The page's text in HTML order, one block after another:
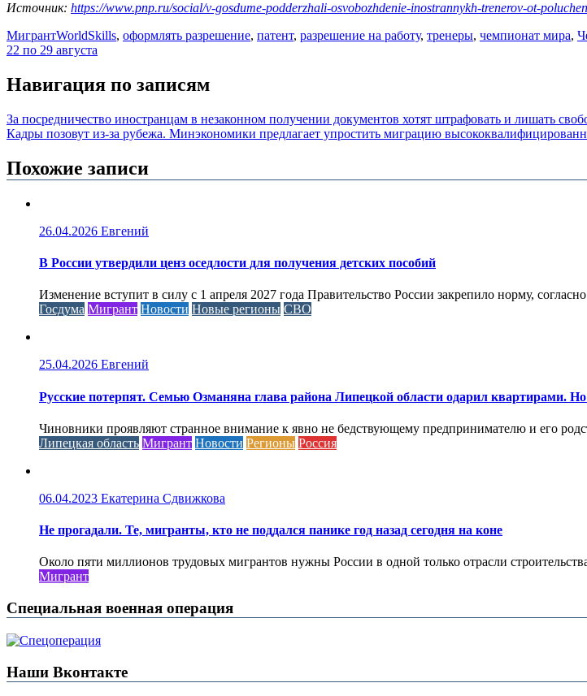
Источник: https://www.pnp.ru/social/v-gosdume-podderzhali-osvobozhdenie-inostrannykh-trenerov-ot-
МигрантWorldSkills, оформлять разрешение, патент, разрешение на работу, тренеры, чемпионат мира,
22 по 29 августа
Навигация по записям
За посредничество иностранцам в незаконном получении документов хотят штрафовать и лишать
Кадры позовут из-за рубежа. Минэкономики предлагает упростить миграцию
Похожие записи
26.04.2026 Евгений
В России утвердили ценз оседлости для получения детских пособий
Изменение вступит в силу с 1 апреля 2027 года Правительство России закрепило норму,
Госдума Мигрант Новости Новые регионы СВО
25.04.2026 Евгений
Русские потерпят. Семью Озманяна глава района Липецкой области одарил квартирами.
Чиновники проявляют странное внимание к явно не бедствующему предпринимателю и его
Липецкая область Мигрант Новости Регионы Россия
06.04.2023 Екатерина Сдвижкова
Не прогадали. Те, мигранты, кто не поддался панике год назад сегодня на коне
Около пяти миллионов трудовых мигрантов нужны России в одной только отрасли
Мигрант
Специальная военная операция
Наши Вконтакте